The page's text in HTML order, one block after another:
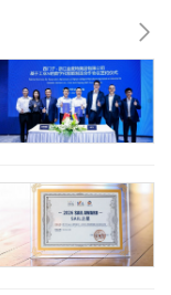
提升了15%。
率的双双提
百业。它们各有
的"全能战队"。
，剩下的事，都